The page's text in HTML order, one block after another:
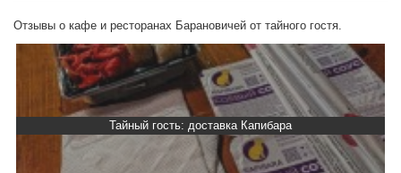
Отзывы о кафе и ресторанах Барановичей от тайного гостя.
Тайный гость: Кафе "Grand Buffet"